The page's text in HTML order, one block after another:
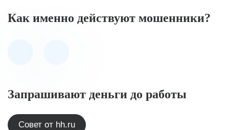
Как именно действуют мошенники?
Запрашивают деньги до работы
Совет от hh.ru